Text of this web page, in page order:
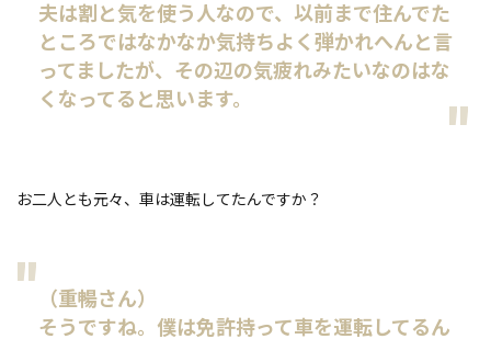
夫は割と気を使う人なので、以前まで住んでた
ところではなかなか気持ちよく弾かれへんと言
ってましたが、その辺の気疲れみたいなのはな
くなってると思います。
お二人とも元々、車は運転してたんですか？
（重暢さん）
そうですね。僕は免許持って車を運転してるん